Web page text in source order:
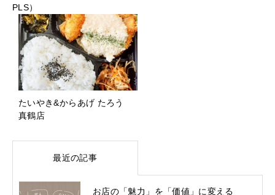
PLS）
たいやき&からあげ たろう
真鶴店
最近の記事
お店の「魅力」を「価値」に変える